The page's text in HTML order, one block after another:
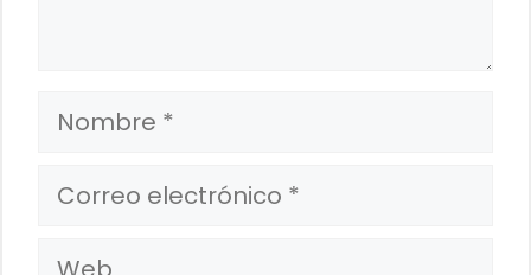
Nombre
Correo
electrónico
Web